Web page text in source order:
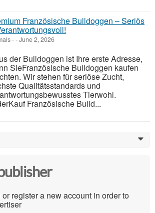
Französische Bulldoggen – Seriös
--June 2, 2026
der Bulldoggen ist Ihre erste Adresse,
SieFranzösische Bulldoggen kaufen
Wir stehen für seriöse Zucht,
Qualitätsstandards und
Tierwohl.
Französische Bulld...
0
register a new account in order to